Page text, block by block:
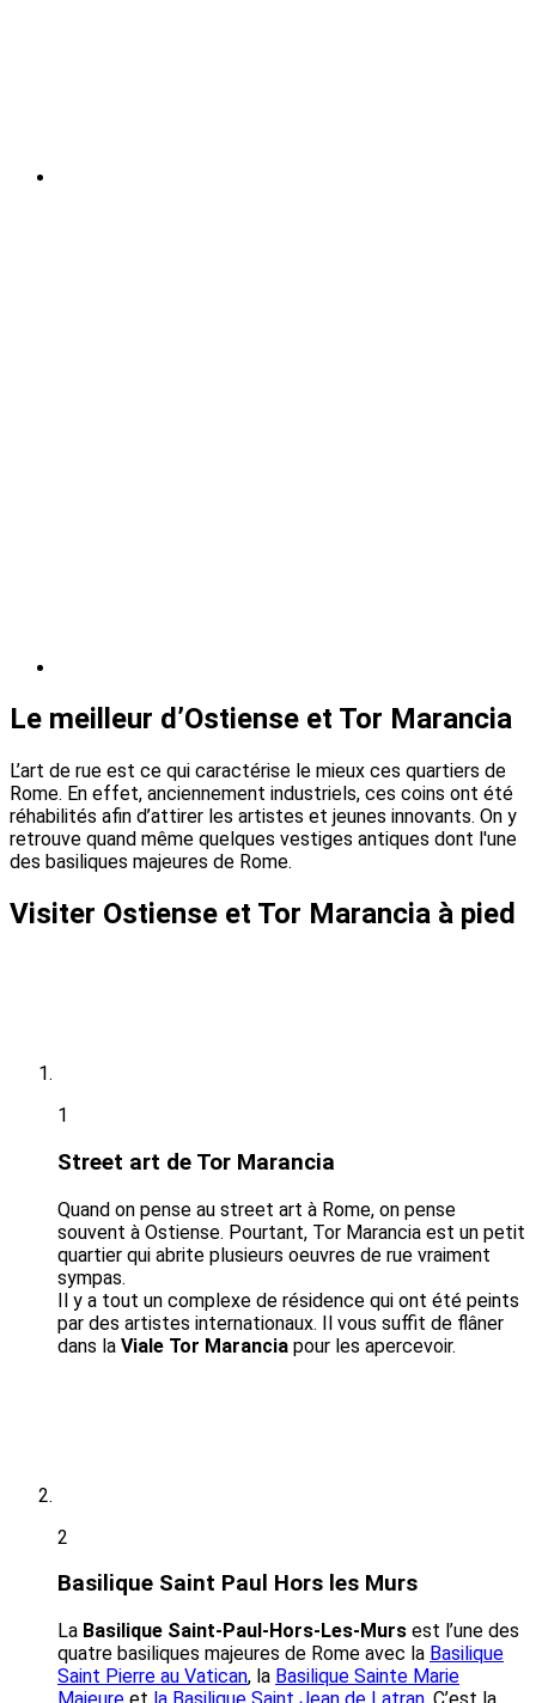
Le meilleur d’Ostiense et Tor Marancia
L’art de rue est ce qui caractérise le mieux ces quartiers de
Rome. En effet, anciennement industriels, ces coins ont été
réhabilités afin d’attirer les artistes et jeunes innovants. On y
retrouve quand même quelques vestiges antiques dont l'une
des basiliques majeures de Rome.
Visiter Ostiense et Tor Marancia à pied
1
Street art de Tor Marancia
Quand on pense au street art à Rome, on pense
souvent à Ostiense. Pourtant, Tor Marancia est un petit
quartier qui abrite plusieurs oeuvres de rue vraiment
sympas.
Il y a tout un complexe de résidence qui ont été peints
par des artistes internationaux. Il vous suffit de flâner
dans la Viale Tor Marancia pour les apercevoir.
2
Basilique Saint Paul Hors les Murs
La Basilique Saint-Paul-Hors-Les-Murs est l’une des
quatre basiliques majeures de Rome avec la Basilique
Saint Pierre au Vatican, la Basilique Sainte Marie